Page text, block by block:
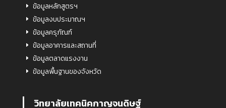
ข้อมูลหลักสูตรฯ
ข้อมูลงบประมาณฯ
ข้อมูลครุภัณฑ์
ข้อมูลอาคารและสถานที่
ข้อมูลตลาดแรงงาน
ข้อมูลพื้นฐานของจังหวัด
วิทยาลัยเทคนิคกาญจนดิษฐ์